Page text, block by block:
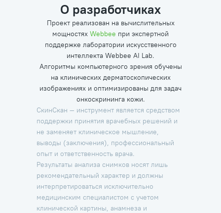
О разработчиках
Проект реализован на вычислительных
мощностях Webbee при экспертной
поддержке лаборатории искусственного
интеллекта Webbee AI Lab.
Алгоритмы компьютерного зрения обучены
на клинических дерматоскопических
изображениях и оптимизированы для задач
онкоскрининга кожи.
СкинСкан — инструмент является средством
поддержки принятия врачебных решений и
не заменяет клиническое мышление,
выводы (заключения), профессиональный
опыт и ответственность врача.
Результаты анализа снимков носят лишь
рекомендательный характер и должны
интерпретироваться исключительно
медицинским специалистом с учетом
клинической картины, анамнеза и